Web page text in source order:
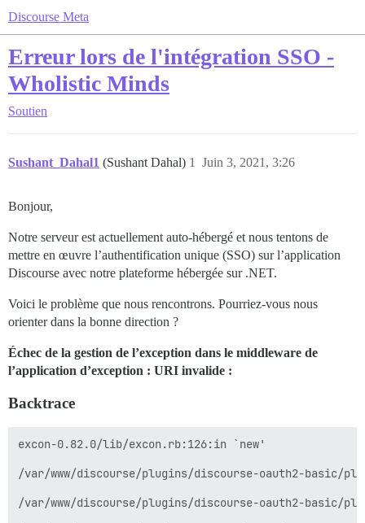
Discourse Meta
Erreur lors de l'intégration SSO -
Wholistic Minds
Soutien
Sushant_Dahal1 (Sushant Dahal) Juin 3, 2021, 3:26
1
Bonjour,
Notre serveur est actuellement auto-hébergé et nous tentons de
mettre en œuvre l’authentification unique (SSO) sur l’application
Discourse avec notre plateforme hébergée sur .NET.
Voici le problème que nous rencontrons. Pourriez-vous nous
orienter dans la bonne direction ?
Échec de la gestion de l’exception dans le middleware de
l’application d’exception : URI invalide :
Backtrace
excon-0.82.0/lib/excon.rb:126:in `new'
/var/www/discourse/plugins/discourse-oauth2-basic/
/var/www/discourse/plugins/discourse-oauth2-basic/